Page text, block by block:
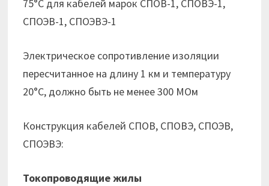
75°С для кабелей марок СПОВ-1, СПОВЭ-1,
СПОЭВ-1, СПОЭВЭ-1
Электрическое сопротивление изоляции
пересчитанное на длину 1 км и температуру
20°С, должно быть не менее 300 МОм
Конструкция кабелей СПОВ, СПОВЭ, СПОЭВ,
СПОЭВЭ:
Токопроводящие жилы